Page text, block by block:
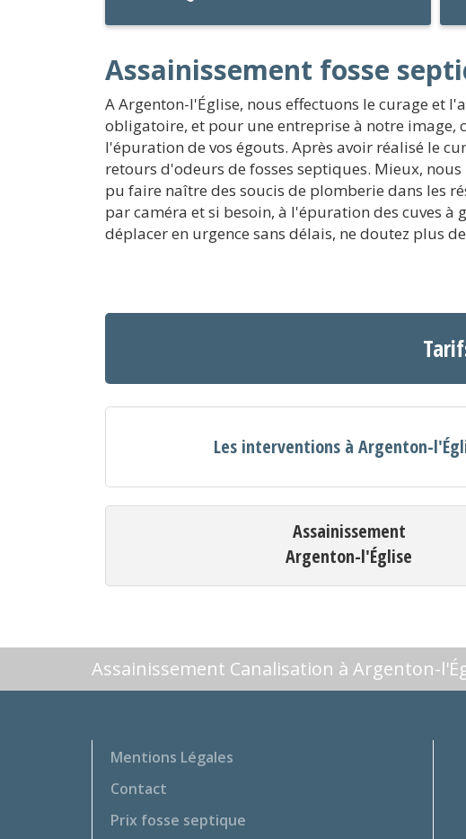
Assainissement fosse
A Argenton-l'Église, nous effectuons le curage et
obligatoire, et pour une entreprise à notre image,
l'épuration de vos égouts. Après avoir réalisé le
retours d'odeurs de fosses septiques. Mieux,
pu faire naître des soucis de plomberie dans les
par caméra et si besoin, à l'épuration des cuves à
déplacer en urgence sans délais, ne doutez plus
Les interventions à Argenton-
Assainissement
Argenton-l'Église
Assainissement Canalisation à Argenton-
Mentions Légales
Contact
Prix fosse septique